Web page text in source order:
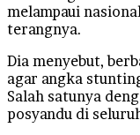
melampaui
terangnya.
Dia menyebut,
agar angka
Salah satunya
posyandu di